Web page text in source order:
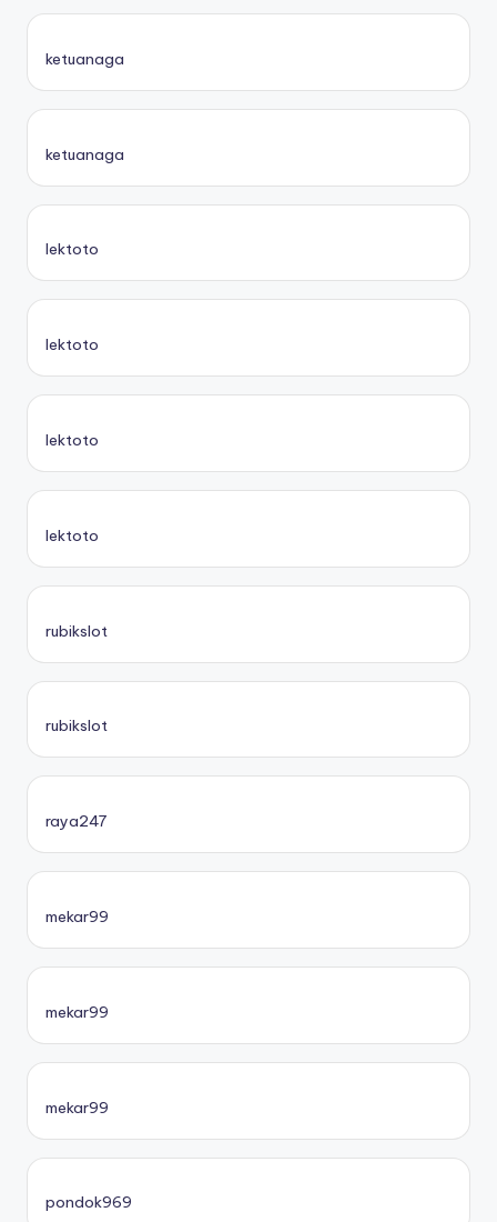
ketuanaga
ketuanaga
lektoto
lektoto
lektoto
lektoto
rubikslot
rubikslot
raya247
mekar99
mekar99
mekar99
pondok969